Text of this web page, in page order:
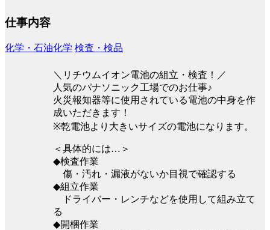
仕事内容
化学・石油化学 検査・検品
＼リチウムイオン電池の組立・検査！／
人気のパナソニック工場でのお仕事♪
火災報知器等に使用されている電池の中身を作
成いただきます！
※乾電池より大きいサイズの電池になります。
＜具体的には…＞
◆検査作業
傷・汚れ・漏液がないか目視で確認する
◆組立作業
ドライバー・レンチなどを使用して組み立て
る
◆開梱作業